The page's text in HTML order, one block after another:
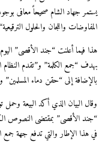
يستمر جهاد الشام صحيحاً معافى
المفاوضات واللجان والحلول الترقيعية“.
هذا فيما أعلنت “جند الأقصى”
بهدف “جمع الكلمة” و”تقدم النظام
بالإضافة إلى “حقن دماء المسلمين”
وقال البيان الذي أكد البيعة وحمل
“جند الأقصى” بمقتضى النصوص
في هذا الإطار والتي تدفع جهة